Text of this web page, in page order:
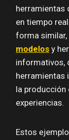
herramientas
en tiempo
forma similar,
modelos y
informativos,
herramientas
la producción
experiencias.
Estos